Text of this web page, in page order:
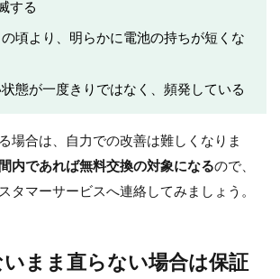
する
頃より、明らかに電池の持ちが短くな
態が一度きりではなく、頻発している
場合は、自力での改善は難しくなりま
内であれば無料交換の対象になるので、
タマーサービスへ連絡してみましょう。
まま直らない場合は保証